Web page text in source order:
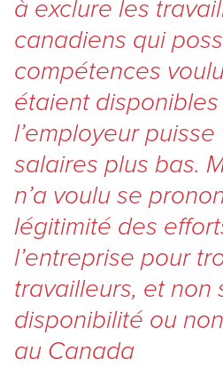
à exclure les
canadiens qui
compétences
étaient
l’employeur
salaires plus bas.
n’a voulu se
légitimité des
l’entreprise pour
travailleurs, et non
disponibilité ou
au Canada